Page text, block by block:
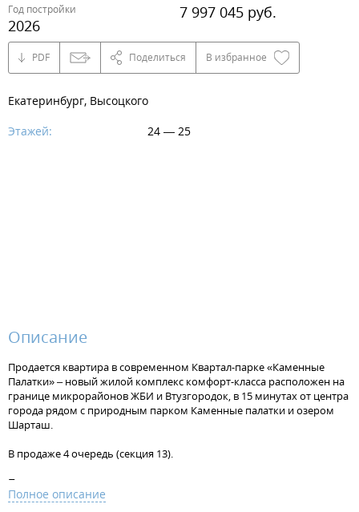
Год постройки
2026
7 997 045 руб.
PDF Поделиться В избранное
Екатеринбург, Высоцкого
Этажей:
24 — 25
Описание
Продается квартира в современном Квартал-парке «Каменные
Палатки» – новый жилой комплекс комфорт-класса расположен на
границе микрорайонов ЖБИ и Втузгородок, в 15 минутах от центра
города рядом с природным парком Каменные палатки и озером
Шарташ.
В продаже 4 очередь (секция 13).
Преимущества квартир:
Полное описание